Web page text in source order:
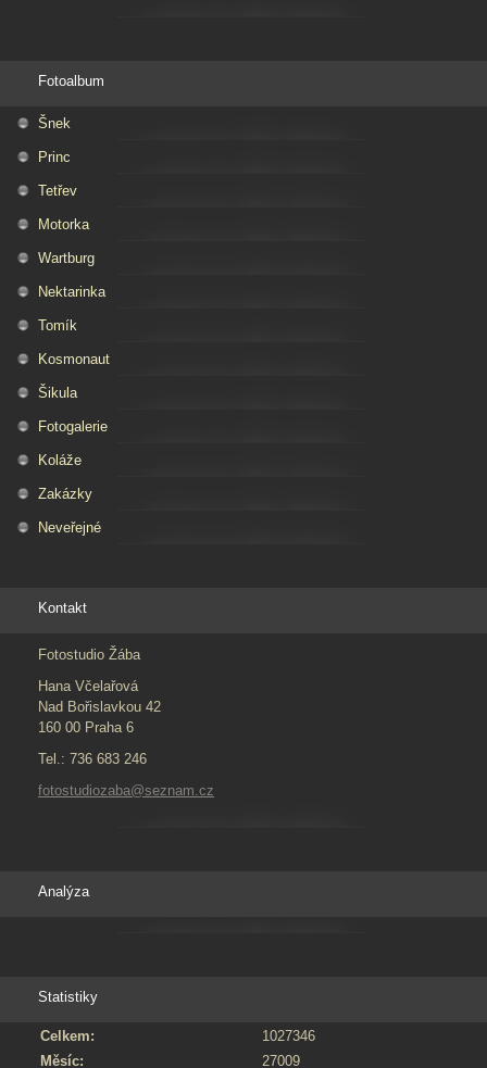
Fotoalbum
Šnek
Princ
Tetřev
Motorka
Wartburg
Nektarinka
Tomík
Kosmonaut
Šikula
Fotogalerie
Koláže
Zakázky
Neveřejné
Kontakt
Fotostudio Žába
Hana Včelařová
Nad Bořislavkou 42
160 00 Praha 6
Tel.: 736 683 246
fotostudiozaba@seznam.cz
Analýza
Statistiky
Celkem:
1027346
Měsíc:
27009